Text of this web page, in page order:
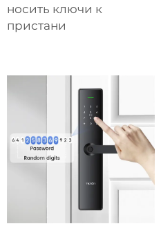
носить ключи к
пристани